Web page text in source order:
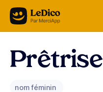
Aller au contenu
Prêtrise
nom féminin